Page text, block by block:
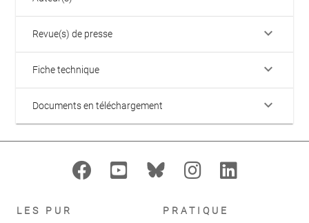
Revue(s) de presse keyboard_arrow_down
Fiche technique keyboard_arrow_down
Documents en téléchargement keyboard_arrow_down
LES PUR PRATIQUE